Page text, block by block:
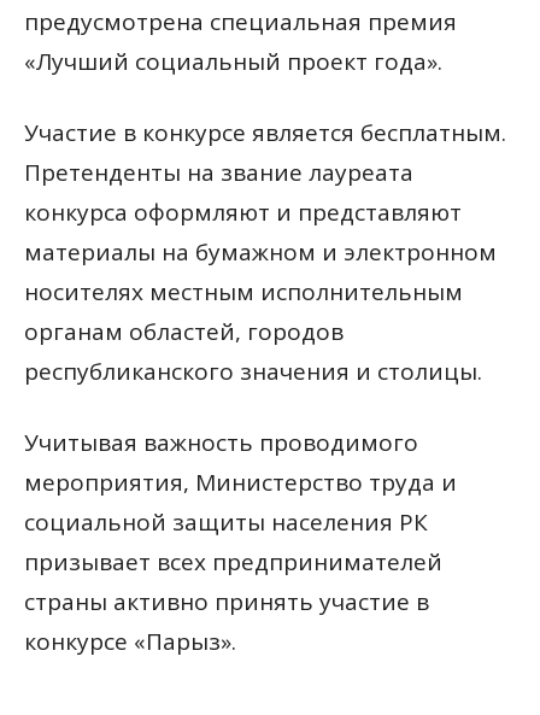
предусмотрена специальная премия
«Лучший социальный проект года».
Участие в конкурсе является бесплатным.
Претенденты на звание лауреата
конкурса оформляют и представляют
материалы на бумажном и электронном
носителях местным исполнительным
органам областей, городов
республиканского значения и столицы.
Учитывая важность проводимого
мероприятия, Министерство труда и
социальной защиты населения РК
призывает всех предпринимателей
страны активно принять участие в
конкурсе «Парыз».